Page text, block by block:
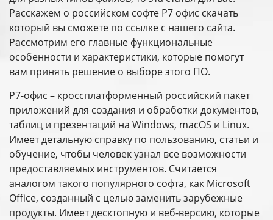
Расскажем о российском софте P7 офис скачать
который вы сможете по ссылке с нашего сайта.
Рассмотрим его главные функциональные
особенности и характеристики, которые помогут
вам принять решение о выборе этого ПО.
P7-офис – кроссплатформенный российский пакет
приложений для создания и обработки документов,
таблиц и презентаций на Windows, macOS и Linux.
Имеет детальную справку по пользованию, статьи и
обучение, чтобы человек узнал все возможности
предоставляемых инструментов. Считается
аналогом такого популярного софта, как Microsoft
Office, созданный с целью заменить зарубежные
продукты. Имеет десктопную и веб-версию, которые